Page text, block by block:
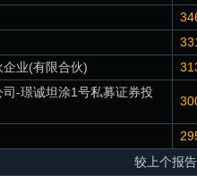
业(有限合伙)
-璟诚坦涂1号私募证券投
较上个报